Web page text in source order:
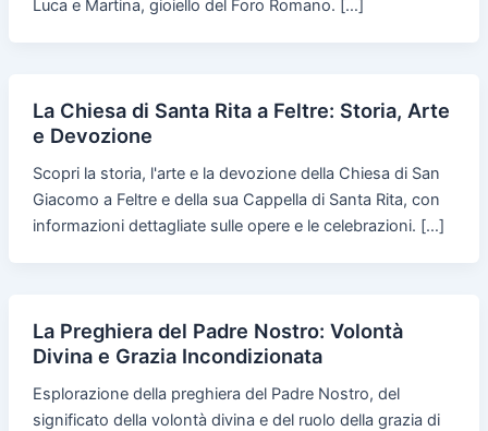
Luca e Martina, gioiello del Foro Romano. […]
La Chiesa di Santa Rita a Feltre: Storia, Arte
e Devozione
Scopri la storia, l'arte e la devozione della Chiesa di San
Giacomo a Feltre e della sua Cappella di Santa Rita, con
informazioni dettagliate sulle opere e le celebrazioni. […]
La Preghiera del Padre Nostro: Volontà
Divina e Grazia Incondizionata
Esplorazione della preghiera del Padre Nostro, del
significato della volontà divina e del ruolo della grazia di